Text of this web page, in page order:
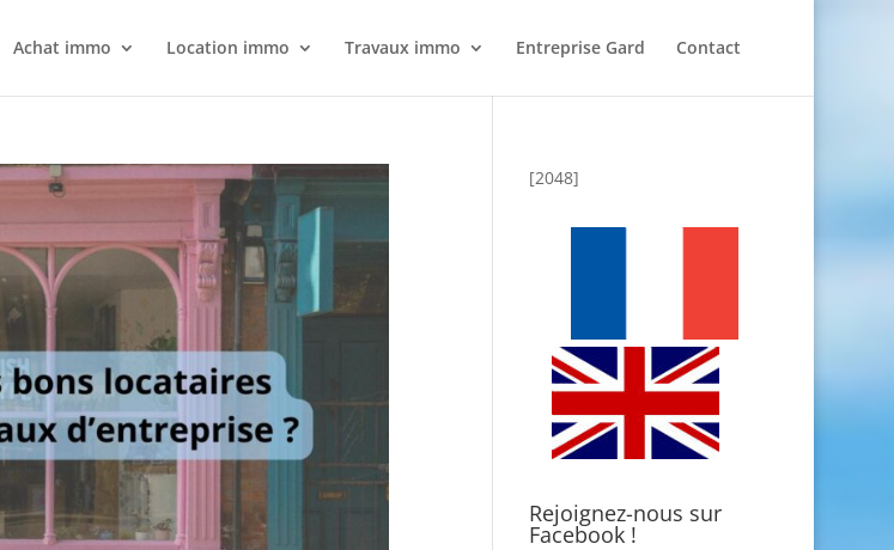
Achat immo Location immo Travaux immo Entreprise Gard Contact
[2048]
Rejoignez-nous sur
Facebook !